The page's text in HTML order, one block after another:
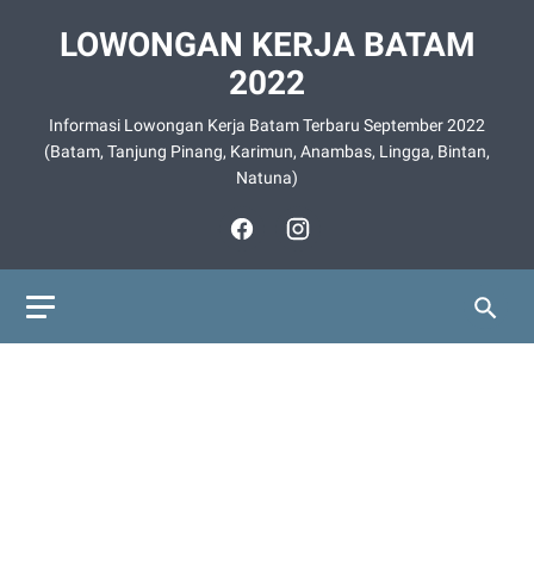
LOWONGAN KERJA BATAM
2022
Informasi Lowongan Kerja Batam Terbaru September 2022
(Batam, Tanjung Pinang, Karimun, Anambas, Lingga, Bintan,
Natuna)